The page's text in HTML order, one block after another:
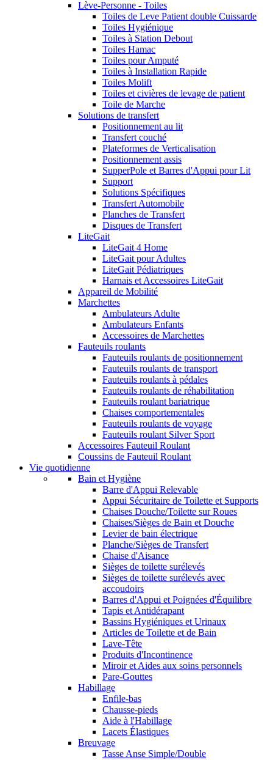
Lève-Personne - Toiles
Toiles de Leve Patient double Cuissarde
Toiles Hygiénique
Toiles à Station Debout
Toiles Hamac
Toiles pour Amputé
Toiles à Installation Rapide
Toiles Molift
Toiles et civières de levage de patient
Toile de Marche
Solutions de transfert
Positionnement au lit
Transfert couché
Plateformes de Verticalisation
Positionnement assis
SupperPole et Barres d'Appui pour Lit
Support
Solutions Spécifiques
Transfert Automobile
Planches de Transfert
Disques de Transfert
LiteGait
LiteGait 4 Home
LiteGait pour Adultes
LiteGait Pédiatriques
Harnais et Accessoires LiteGait
Appareil de Mobilité
Marchettes
Ambulateurs Adulte
Ambulateurs Enfants
Accessoires de Marchettes
Fauteuils roulants
Fauteuils roulants de positionnement
Fauteuils roulants de transport
Fauteuils roulants à pédales
Fauteuils roulants de réhabilitation
Fauteuils roulant bariatrique
Chaises comportementales
Fauteuils roulants de voyage
Fauteuils roulant Silver Sport
Accessoires Fauteuil Roulant
Coussins de Fauteuil Roulant
Vie quotidienne
Bain et Hygiène
Barre d'Appui Relevable
Appui Sécuritaire de Toilette et Supports
Chaises Douche/Toilette sur Roues
Chaises/Sièges de Bain et Douche
Levier de bain électrique
Planche/Sièges de Transfert
Chaise d'Aisance
Sièges de toilette surélevés
Sièges de toilette surélevés avec
accoudoirs
Barres d'Appui et Poignées d'Équilibre
Tapis et Antidérapant
Bassins Hygiéniques et Urinaux
Articles de Toilette et de Bain
Lave-Tête
Produits d'Incontinence
Miroir et Aides aux soins personnels
Pare-Gouttes
Habillage
Enfile-bas
Chausse-pieds
Aide à l'Habillage
Lacets Élastiques
Breuvage
Tasse Anse Simple/Double